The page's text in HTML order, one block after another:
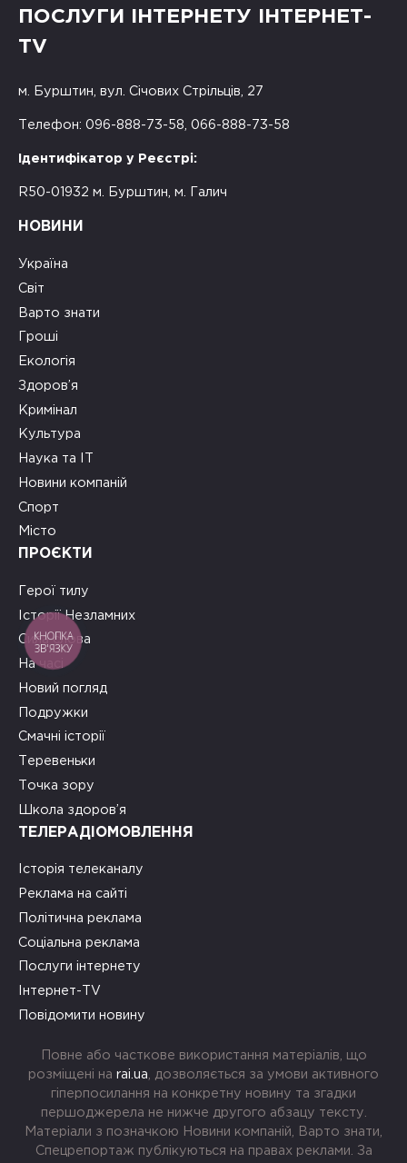
ПОСЛУГИ ІНТЕРНЕТУ ІНТЕРНЕТ-
TV
м. Бурштин, вул. Січових Стрільців, 27
Телефон: 096-888-73-58, 066-888-73-58
Ідентифікатор у Реєстрі:
R50-01932 м. Бурштин, м. Галич
НОВИНИ
Україна
Світ
Варто знати
Гроші
Екологія
Здоров’я
Кримінал
Культура
Наука та ІТ
Новини компаній
Спорт
Місто
ПРОЄКТИ
Герої тилу
Історії Незламних
Сила слова
На часі
Новий погляд
Подружки
Смачні історії
Теревеньки
Точка зору
Школа здоров’я
ТЕЛЕРАДІОМОВЛЕННЯ
Історія телеканалу
Реклама на сайті
Політична реклама
Соціальна реклама
Послуги інтернету
Інтернет-TV
Повідомити новину
Повне або часткове використання матеріалів, що
розміщені на rai.ua , дозволяється за умови активного
гіперпосилання на конкретну новину та згадки
першоджерела не нижче другого абзацу тексту.
Матеріали з позначкою Новини компаній, Варто знати,
Спецрепортаж публікуються на правах реклами. За
КНОПКА
ЗВ'ЯЗКУ